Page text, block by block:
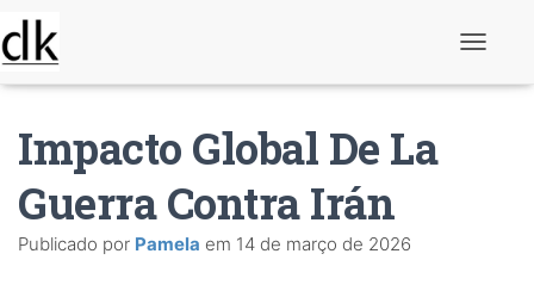
Impacto Global De La
Guerra Contra Irán
Publicado por Pamela em 14 de março de 2026